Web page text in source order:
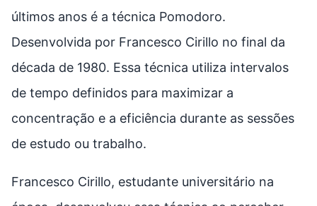
últimos anos é a técnica Pomodoro.
Desenvolvida por Francesco Cirillo no final da
década de 1980. Essa técnica utiliza intervalos
de tempo definidos para maximizar a
concentração e a eficiência durante as sessões
de estudo ou trabalho.
Francesco Cirillo, estudante universitário na